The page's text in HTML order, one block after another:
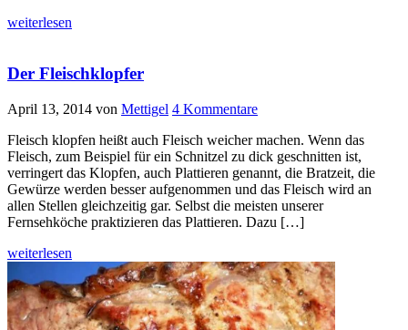
weiterlesen
Der Fleischklopfer
April 13, 2014 von Mettigel 4 Kommentare
Fleisch klopfen heißt auch Fleisch weicher machen. Wenn das
Fleisch, zum Beispiel für ein Schnitzel zu dick geschnitten ist,
verringert das Klopfen, auch Plattieren genannt, die Bratzeit, die
Gewürze werden besser aufgenommen und das Fleisch wird an
allen Stellen gleichzeitig gar. Selbst die meisten unserer
Fernsehköche praktizieren das Plattieren. Dazu […]
weiterlesen